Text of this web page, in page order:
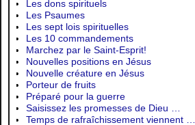
Les dons spirituels
Les Psaumes
Les sept lois spirituelles
Les 10 commandements
Marchez par le Saint-Esprit!
Nouvelles positions en Jésus
Nouvelle créature en Jésus
Porteur de fruits
Préparé pour la guerre
Saisissez les promesses de Dieu …
Temps de rafraîchissement viennent …